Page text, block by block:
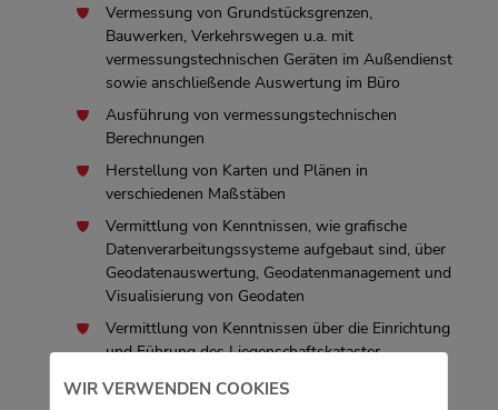
Vermessung von Grundstücksgrenzen,
Bauwerken, Verkehrswegen u.a. mit
vermessungstechnischen Geräten im Außendienst
sowie anschließende Auswertung im Büro
Ausführung von vermessungstechnischen
Berechnungen
Herstellung von Karten und Plänen in
verschiedenen Maßstäben
Vermittlung von Kenntnissen, wie grafische
Datenverarbeitungssysteme aufgebaut sind, über
Geodatenauswertung, Geodatenmanagement und
Visualisierung von Geodaten
Vermittlung von Kenntnissen über die Einrichtung
und Führung des Liegenschaftskataster
Vermittlung von Kenntnissen im Bereich der
WIR VERWENDEN COOKIES